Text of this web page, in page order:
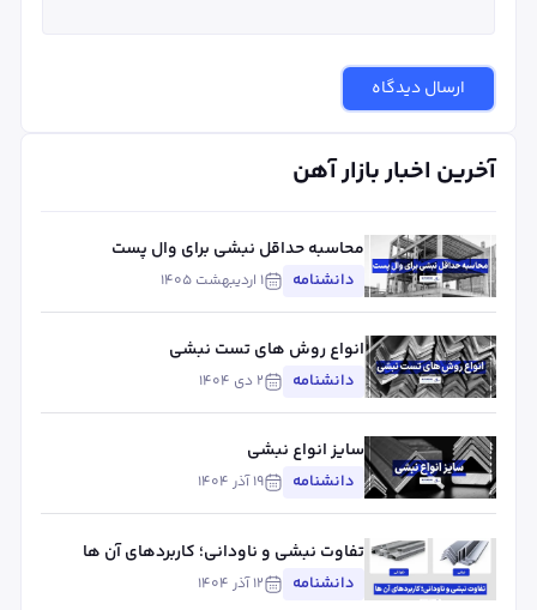
ارسال دیدگاه
آخرین اخبار بازار آهن
محاسبه حداقل نبشی برای وال پست
دانشنامه ۱ اردیبهشت ۱۴۰۵
انواع روش های تست نبشی
دانشنامه ۲ دی ۱۴۰۴
سایز انواع نبشی
دانشنامه ۱۹ آذر ۱۴۰۴
تفاوت نبشی و ناودانی؛ کاربردهای آن ها
دانشنامه ۱۲ آذر ۱۴۰۴